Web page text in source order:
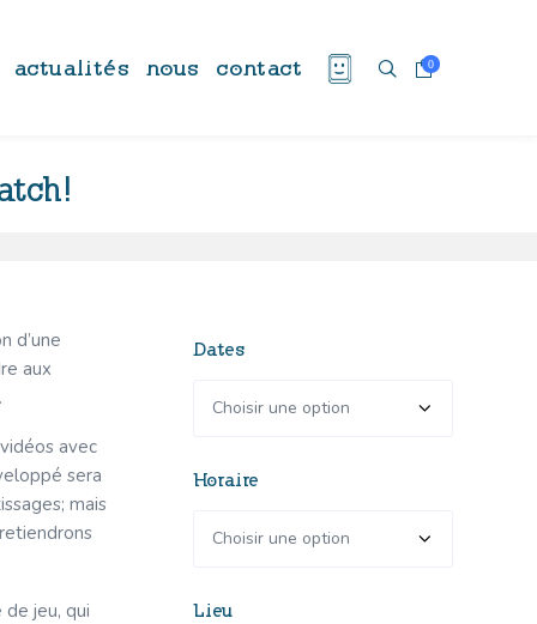
0
actualités nous contact
d’une
aux
avec
sera
mais
de jeu, qui
Dates
Horaire
Lieu